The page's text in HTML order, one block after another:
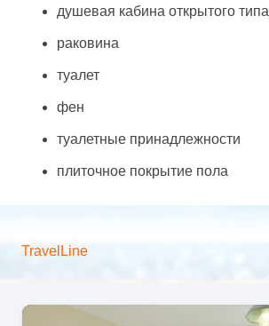
душевая кабина открытого типа
раковина
туалет
фен
туалетные принадлежности
плиточное покрытие пола
TravelLine